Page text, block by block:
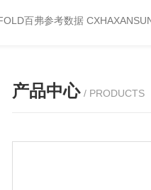
百弗参考数据
产品中心 / PRODUCTS